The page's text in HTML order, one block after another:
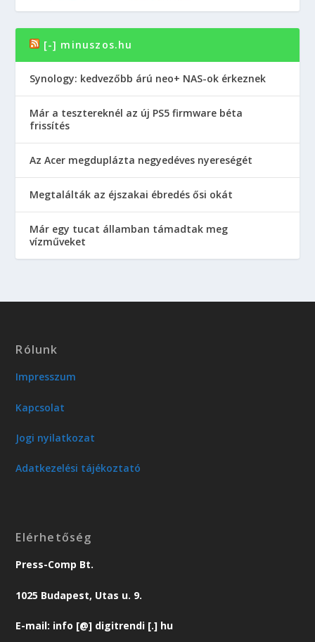
[-] minuszos.hu
Synology: kedvezőbb árú neo+ NAS-ok érkeznek
Már a tesztereknél az új PS5 firmware béta
frissítés
Az Acer megduplázta negyedéves nyereségét
Megtalálták az éjszakai ébredés ősi okát
Már egy tucat államban támadtak meg
vízműveket
Rólunk
Impresszum
Kapcsolat
Jogi nyilatkozat
Adatkezelési tájékoztató
Elérhetőség
Press-Comp Bt.
1025 Budapest, Utas u. 9.
E-mail: info [@] digitrendi [.] hu